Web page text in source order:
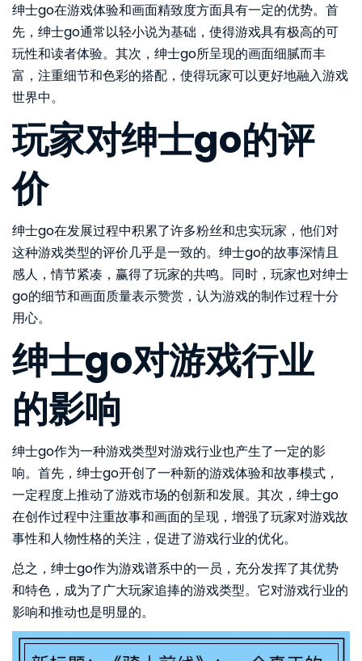
绅士go在游戏体验和画面精致度方面具有一定的优势。首
先，绅士go通常以轻小说为基础，使得游戏具有极高的可
玩性和读者体验。其次，绅士go所呈现的画面细腻而丰
富，注重细节和色彩的搭配，使得玩家可以更好地融入游戏
世界中。
玩家对绅士go的评
价
绅士go在发展过程中积累了许多粉丝和忠实玩家，他们对
这种游戏类型的评价几乎是一致的。绅士go的故事深情且
感人，情节紧凑，赢得了玩家的共鸣。同时，玩家也对绅士
go的细节和画面质量表示赞赏，认为游戏的制作过程十分
用心。
绅士go对游戏行业
的影响
绅士go作为一种游戏类型对游戏行业也产生了一定的影
响。首先，绅士go开创了一种新的游戏体验和故事模式，
一定程度上推动了游戏市场的创新和发展。其次，绅士go
在创作过程中注重故事和画面的呈现，增强了玩家对游戏故
事性和人物性格的关注，促进了游戏行业的优化。
总之，绅士go作为游戏谱系中的一员，充分发挥了其优势
和特色，成为了广大玩家追捧的游戏类型。它对游戏行业的
影响和推动也是明显的。